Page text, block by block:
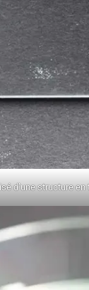
d’une structure